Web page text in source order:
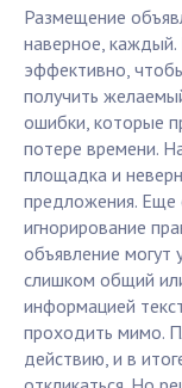
Размещение
наверное, каждый.
эффективно,
получить
ошибки, которые
потере времени.
площадка и
предложения. Еще
игнорирование
объявление могут
слишком общий
информацией
проходить мимо.
действию, и в